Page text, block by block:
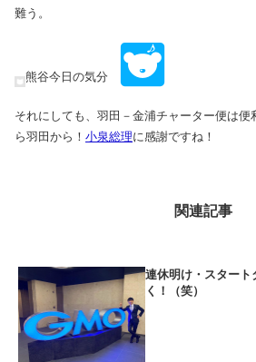
難う。
熊谷今日の気分
それにしても、羽田－金浦チャーター便は便
ら羽田から！ 小泉総理に感謝ですね！
関連記事
連休明け・スタート
く！（笑）